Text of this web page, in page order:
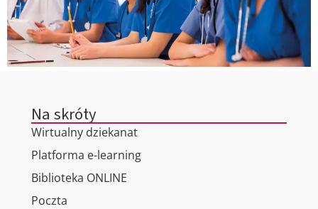
Na skróty
Wirtualny dziekanat
Platforma e-learning
Biblioteka ONLINE
Poczta